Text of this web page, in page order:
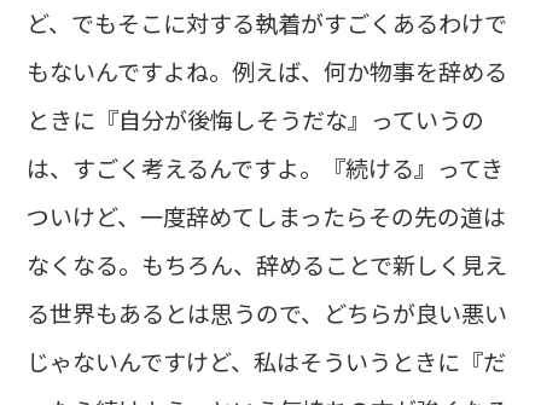
ど、でもそこに対する執着がすごくあるわけで
もないんですよね。例えば、何か物事を辞める
ときに『自分が後悔しそうだな』っていうの
は、すごく考えるんですよ。『続ける』ってき
ついけど、一度辞めてしまったらその先の道は
なくなる。もちろん、辞めることで新しく見え
る世界もあるとは思うので、どちらが良い悪い
じゃないんですけど、私はそういうときに『だ